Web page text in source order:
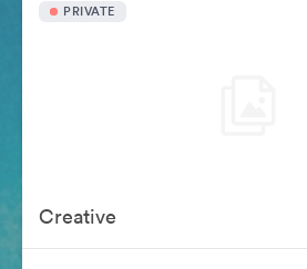
PRIVATE
Creative